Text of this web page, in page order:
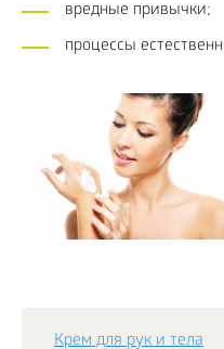
вредные привычки;
процессы
Крем для рук и тела